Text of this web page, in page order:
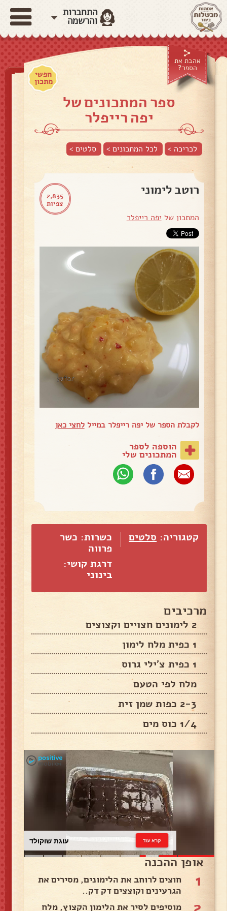
התחברות
והרשמה
אהבת את
הספר?
חפשי
מתכון
ספר המתכונים של
יפה רייפלר
לכריכה > לכל המתכונים > סלטים>
2,835
צפיות
רוטב לימוני
המתכון של יפה רייפלר
לקבלת הספר של יפה רייפלר במייללחצי כאן
הוספה לספר
המתכונים שלי
קטגוריה: סלטים
כשרות: כשר
פרווה
דרגת קושי:
בינוני
מרכיבים
2 לימונים חצויים וקצוצים
1 כפית מלח לימון
1 כפית צ'ילי גרוס
מלח לפי הטעם
2-3 כפות שמן זית
1/4 כוס מים
עוגת שוקולד קרא עוד
אופן ההכנה
1
חוצים לרוחב את הלימונים, מסירים את
הגרעינים וקוצצים דק דק..
מוסיפים לסיר את הלימון הקצוץ, מלח